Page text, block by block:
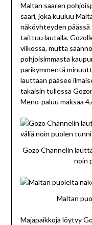
Maltan saaren
saari, joka kuuluu
näköyhteyden
taittuu lautalla.
viikossa, mutta
pohjoisimmasta
parikymmentä
lauttaan pääsee
takaisin tullessa
Meno-paluu maksaa
Gozo Channelin
noin
Maltan
Majapaikkoja löytyy